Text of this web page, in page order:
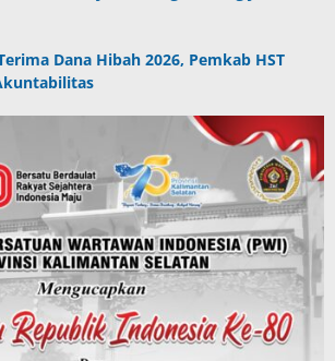
Dana Hibah 2026, Pemkab HST